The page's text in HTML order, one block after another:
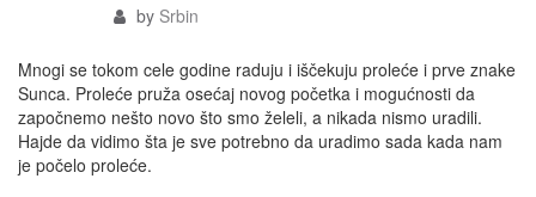
by Srbin
Mnogi se tokom cele godine raduju i iščekuju proleće i prve znake
Sunca. Proleće pruža osećaj novog početka i mogućnosti da
započnemo nešto novo što smo želeli, a nikada nismo uradili.
Hajde da vidimo šta je sve potrebno da uradimo sada kada nam
je počelo proleće.